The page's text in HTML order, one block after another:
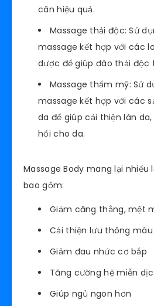
cân hiệu quả.
Massage thải độc: Sử
massage kết hợp với các
dược để giúp đào thải độc
Massage thẩm mỹ: Sử
massage kết hợp với các
da để giúp cải thiện làn
hồi cho da.
Massage Body mang lại nhiều
bao gồm:
Giảm căng thẳng, mệt
Cải thiện lưu thông máu
Giảm đau nhức cơ bắp
Tăng cường hệ miễn
Giúp ngủ ngon hơn